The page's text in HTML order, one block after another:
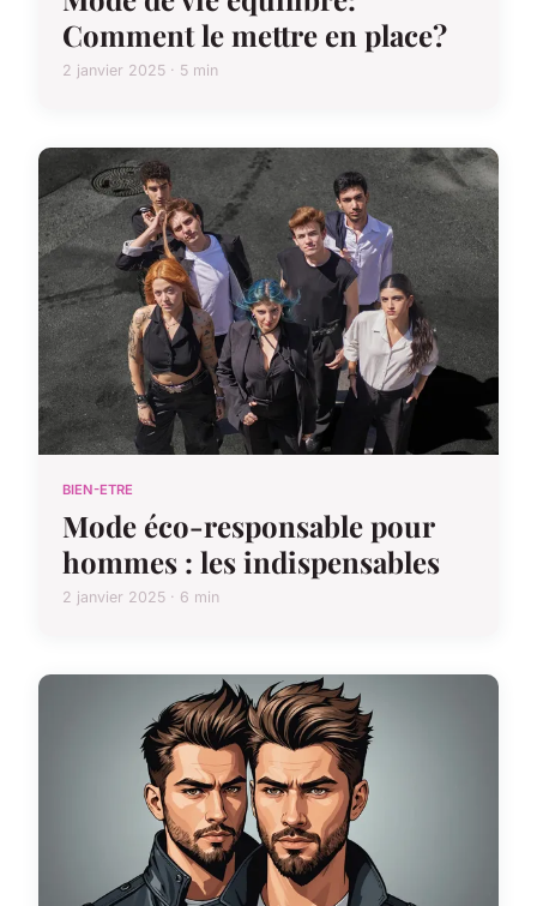
Comment le mettre en place?
2 janvier 2025 · 5 min
BIEN-ETRE
Mode éco-responsable pour
hommes : les indispensables
2 janvier 2025 · 6 min